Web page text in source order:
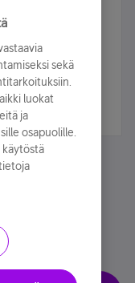
arvonnassa.
sekä
luokat
ja
osapuolille.
käytöstä